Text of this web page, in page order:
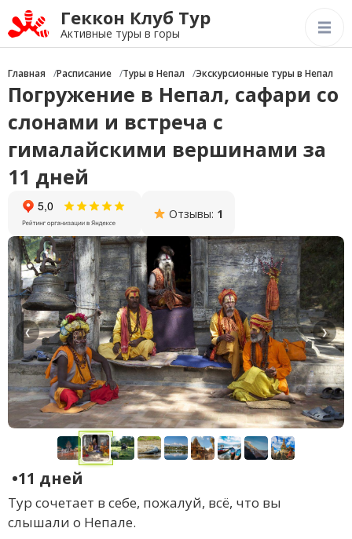
Геккон Клуб Тур
Активные туры в горы
Главная Расписание Туры в Непал Экскурсионные туры в Непал
Погружение в Непал, сафари со
слонами и встреча с
гималайскими вершинами за
11 дней
Отзывы: 1
❮ ❯
•11 дней
Тур сочетает в себе, пожалуй, всё, что вы
слышали о Непале.